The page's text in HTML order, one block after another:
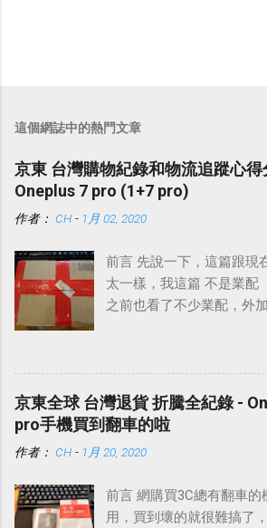
言
這個網誌中的熱門文章
京東 台灣購物紀錄和物流追蹤心得
Oneplus 7 pro (1+7 pro)
作者： CH - 1月 02, 2020
前言 先說一下，這篇跟現
太一樣，我這篇 不是業配
之前也看了不少業配，外
京東全球 台灣退貨 折騰全紀錄 -
pro手機買到翻車的啦
作者： CH - 1月 20, 2020
前言 網購買3C總有翻車
用，買到壞的就很難搞了